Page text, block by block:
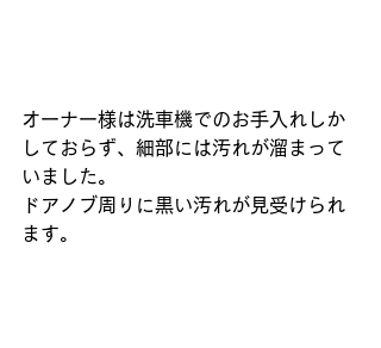
オーナー様は洗車機でのお手入れしか
しておらず、細部には汚れが溜まって
いました。
ドアノブ周りに黒い汚れが見受けられ
ます。